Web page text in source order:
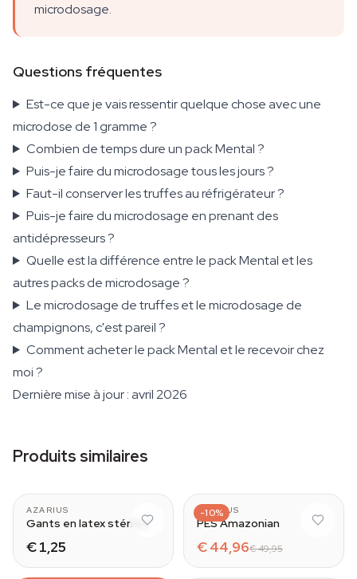
microdosage.
Questions fréquentes
Est-ce que je vais ressentir quelque chose avec une
microdose de 1 gramme ?
Combien de temps dure un pack Mental ?
Puis-je faire du microdosage tous les jours ?
Faut-il conserver les truffes au réfrigérateur ?
Puis-je faire du microdosage en prenant des
antidépresseurs ?
Quelle est la différence entre le pack Mental et les
autres packs de microdosage ?
Le microdosage de truffes et le microdosage de
champignons, c'est pareil ?
Comment acheter le pack Mental et le recevoir chez
moi ?
Dernière mise à jour : avril 2026
Produits similaires
AZARIUS
Gants en latex stériles
€ 1,25
-10%
AZARIUS
PES Amazonian
€ 44,96€ 49,95